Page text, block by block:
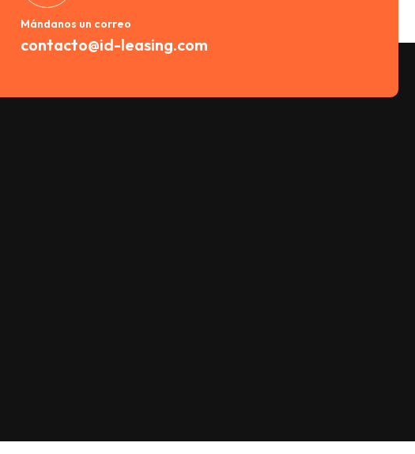
Mándanos un correo
contacto@id-leasing.com